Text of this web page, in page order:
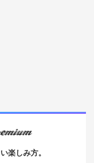
楽しみ方。